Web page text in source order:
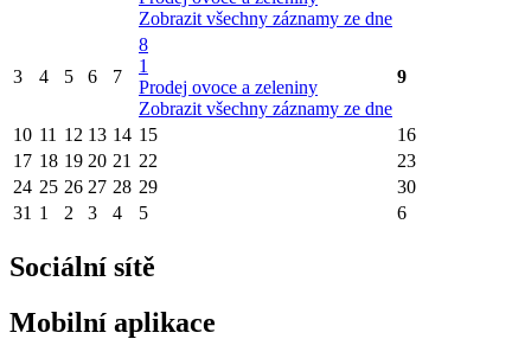
Zobrazit všechny záznamy ze dne
3 4 5 6 7
8
1
Prodej ovoce a zeleniny
Zobrazit všechny záznamy ze dne
9
10 11 12 13 14 15
16
17 18 19 20 21 22
23
24 25 26 27 28 29
30
31 1 2 3 4 5 6
Sociální sítě
Mobilní aplikace